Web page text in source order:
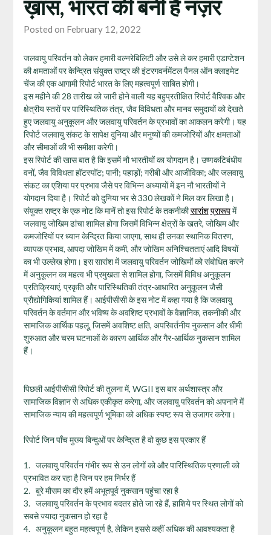
ख़ास, भारत की बनी है नज़र
Posted on February 12, 2022
जलवायु परिवर्तन को लेकर हमारी वल्नरेबिलिटी और उसे ले कर हमारी एडाप्टेशन
की क्षमताओं पर केन्द्रित संयुक्त राष्ट्र की इंटरगवर्नमेंटल पैनल ऑन क्लाइमेट
चेंज की एक आगामी रिपोर्ट भारत के लिए महत्वपूर्ण साबित होगी।
इस महीने की 28 तारीख को जारी होने वाली यह बहुप्रतीक्षित रिपोर्ट वैश्विक और
क्षेत्रीय स्तरों पर पारिस्थितिक तंत्र, जैव विविधता और मानव समुदायों को देखते
हुए जलवायु अनुकूलन और जलवायु परिवर्तन के प्रभावों का आकलन करेगी। यह
रिपोर्ट जलवायु संकट के सापेक्ष दुनिया और मनुष्यों की कमजोरियों और क्षमताओं
और सीमाओं की भी समीक्षा करेगी।
इस रिपोर्ट की खास बात है कि इसमें नौ भारतीयों का योगदान है। उष्णकटिबंधीय
वनों, जैव विविधता हॉटस्पॉट; पानी; पहाड़ों; गरीबी और आजीविका; और जलवायु
संकट का एशिया पर प्रभाव जैसे पर विभिन्न अध्यायों में इन नौ भारतीयों ने
योगदान दिया है। रिपोर्ट को दुनिया भर से 330 लेखकों ने मिल कर लिखा है।
संयुक्त राष्ट्र के एक नोट कि मानें तो इस रिपोर्ट के तकनीकीसारांश प्रारूपमें
जलवायु जोखिम ढांचा शामिल होगा जिसमें विभिन्न क्षेत्रों के खतरे, जोखिम और
कमजोरियों पर ध्यान केन्द्रित किया जाएगा, साथ ही उनका स्थानिक वितरण,
व्यापक प्रभाव, आपदा जोखिम में कमी, और जोखिम अनिश्चितताएं आदि विषयों
का भी उल्लेख होगा। इस सारांश में जलवायु परिवर्तन जोखिमों को संबोधित करने
में अनुकूलन का महत्व भी प्रमुखता से शामिल होगा, जिसमें विविध अनुकूलन
प्रतिक्रियाएं, प्रकृति और पारिस्थितिकी तंत्र-आधारित अनुकूलन जैसी
प्रौद्योगिकियां शामिल हैं। आईपीसीसी के इस नोट में कहा गया है कि जलवायु
परिवर्तन के वर्तमान और भविष्य के अवशिष्ट प्रभावों के वैज्ञानिक, तकनीकी और
सामाजिक आर्थिक पहलू, जिसमें अवशिष्ट क्षति, अपरिवर्तनीय नुकसान और धीमी
शुरुआत और चरम घटनाओं के कारण आर्थिक और गैर-आर्थिक नुकसान शामिल
हैं।
पिछली आईपीसीसी रिपोर्ट की तुलना में, WGII इस बार अर्थशास्त्र और
सामाजिक विज्ञान से अधिक एकीकृत करेगा, और जलवायु परिवर्तन को अपनाने में
सामाजिक न्याय की महत्वपूर्ण भूमिका को अधिक स्पष्ट रूप से उजागर करेगा।
रिपोर्ट जिन पाँच मुख्य बिन्दुओं पर केन्द्रित है वो कुछ इस प्रकार हैं
1. जलवायु परिवर्तन गंभीर रूप से उन लोगों को और पारिस्थितिक प्रणाली को
प्रभावित कर रहा है जिन पर हम निर्भर हैं
2. बुरे मौसम का दौर हमें अभूतपूर्व नुकसान पहुंचा रहा है
3. जलवायु परिवर्तन के प्रभाव बदतर होते जा रहे हैं, हाशिये पर स्थित लोगों को
सबसे ज्यादा नुकसान हो रहा है
4. अनुकूलन बहुत महत्वपूर्ण है, लेकिन इससे कहीं अधिक की आवश्यकता है